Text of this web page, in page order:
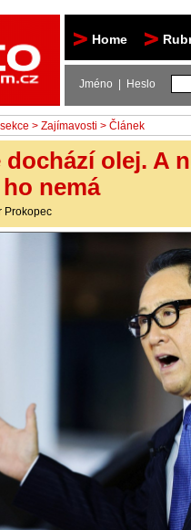
Home
Jméno | Heslo
> Zajímavosti > Článek
dochází olej. A
nemá
Prokopec